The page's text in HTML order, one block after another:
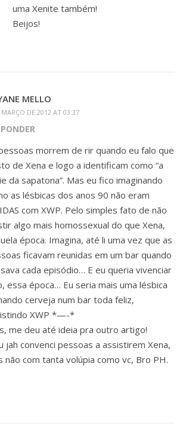
uma Xenite também!
Beijos!
MELLO
MARÇO DE 2012 AT 03:37
morrem de rir quando eu falo que
de Xena e logo a identificam como “a
da sapatona”. Mas eu fico imaginando
as lésbicas dos anos 90 não eram
com XWP. Pelo simples fato de não
algo mais homossexual do que Xena,
época. Imagina, até li uma vez que as
ficavam reunidas em um bar quando
cada episódio… E eu queria vivenciar
essa época… Eu seria mais uma lésbica
cerveja num bar toda feliz,
XWP *—-*
me deu até ideia pra outro artigo!
jah convenci pessoas a assistirem Xena,
não com tanta volúpia como vc, Bro PH.